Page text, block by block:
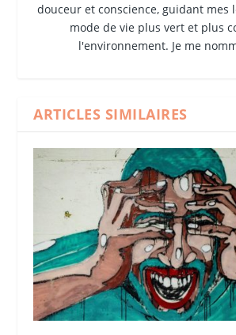
douceur et conscience, guidant mes
mode de vie plus vert et plus
l'environnement. Je me
ARTICLES SIMILAIRES